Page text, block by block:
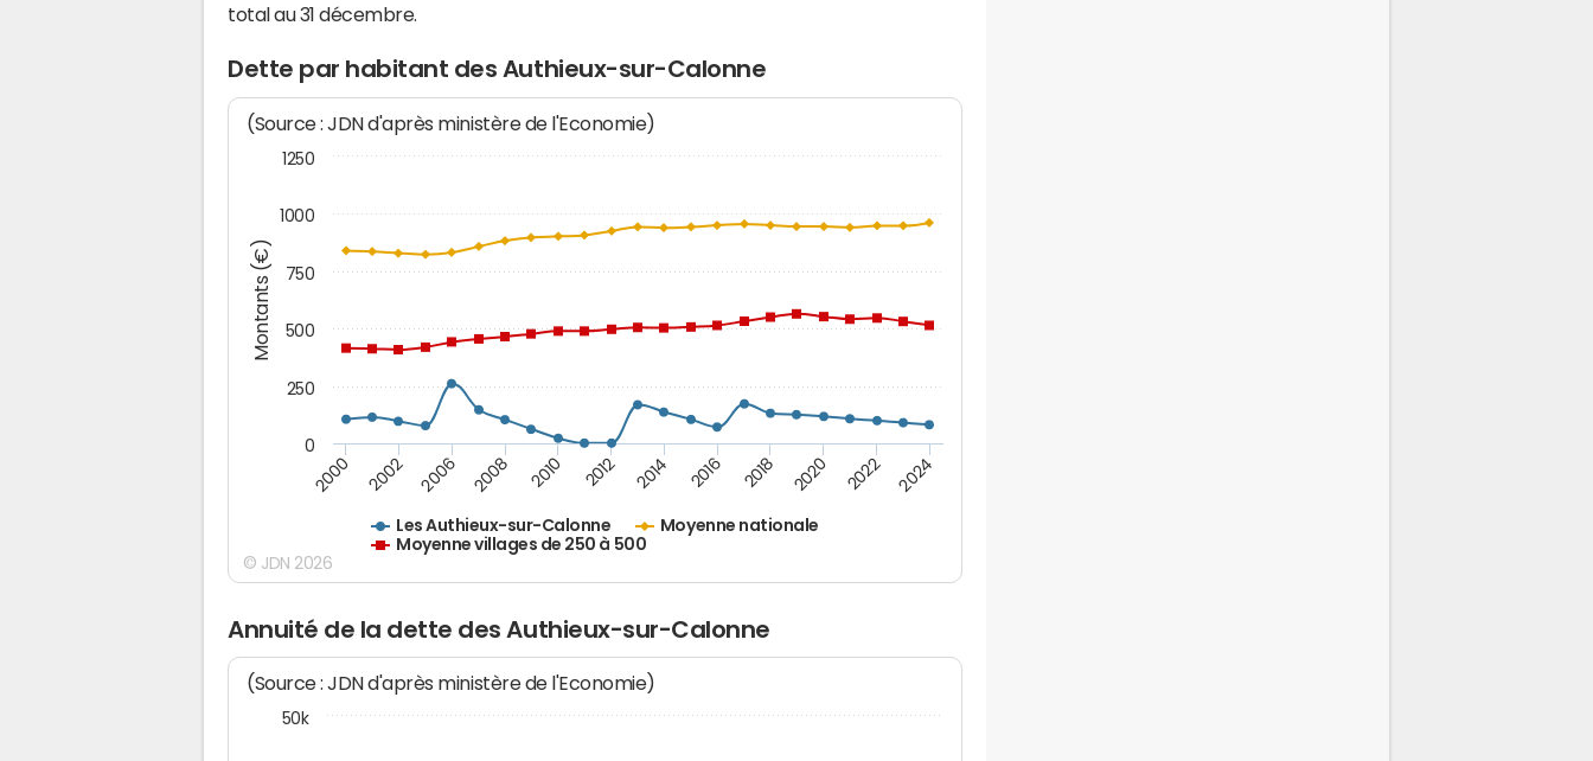
total au 31 décembre.
Dette par habitant des Authieux-sur-Calonne
Montants (€)
(Source : JDN d'après ministère de l'Economie)
Les Authieux-sur-Calonne
Moyenne nationale
Moyenne villages de 250 à 500
2000 2002 2006 2008 2010 2012 2014 2016 2018 2020 2022 2024
0
250
500
750
1000
1250
© JDN 2026
Annuité de la dette des Authieux-sur-Calonne
(Source : JDN d'après ministère de l'Economie)
50k